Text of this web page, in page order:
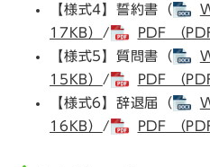
【様式4】誓約書（
17KB） / PDF （
【様式5】質問書（
15KB） / PDF （
【様式6】辞退届（
16KB） / PDF （